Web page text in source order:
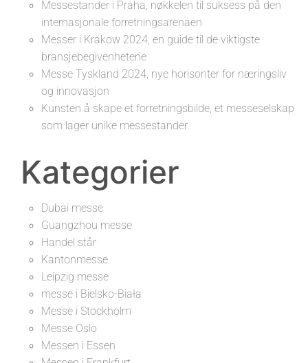
Messestander i Praha, nøkkelen til suksess på den
internasjonale forretningsarenaen
Messer i Krakow 2024, en guide til de viktigste
bransjebegivenhetene
Messe Tyskland 2024, nye horisonter for næringsliv
og innovasjon
Kunsten å skape et forretningsbilde, et messeselskap
som lager unike messestander
Kategorier
Dubai messe
Guangzhou messe
Handel står
Kantonmesse
Leipzig messe
messe i Bielsko-Biała
Messe i Stockholm
Messe Oslo
Messen i Essen